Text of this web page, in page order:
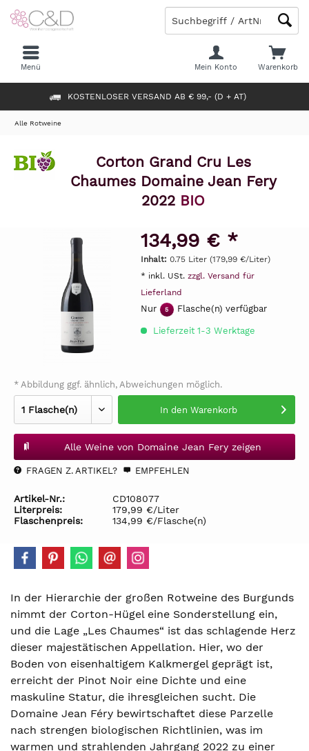
KOSTENLOSER VERSAND AB € 99,- (D + AT)
Warenkorb
Mein Konto
Menü
Alle Rotweine
Corton Grand Cru Les
Chaumes Domaine Jean Fery
2022 BIO
134,99 € *
Inhalt: 0.75 Liter (179,99 €/Liter)
* inkl. USt. zzgl. Versand für
Lieferland
Nur 5 Flasche(n) verfügbar
Lieferzeit 1-3 Werktage
* Abbildung ggf. ähnlich, Abweichungen möglich.
In den Warenkorb
Alle Weine von Domaine Jean Fery zeigen
FRAGEN Z. ARTIKEL? EMPFEHLEN
Artikel-Nr.:
CD108077
Literpreis:
179,99 €/Liter
Flaschenpreis:
134,99 €/Flasche(n)
In der Hierarchie der großen Rotweine des Burgunds
nimmt der Corton-Hügel eine Sonderstellung ein,
und die Lage „Les Chaumes“ ist das schlagende Herz
dieser majestätischen Appellation. Hier, wo der
Boden von eisenhaltigem Kalkmergel geprägt ist,
erreicht der Pinot Noir eine Dichte und eine
maskuline Statur, die ihresgleichen sucht. Die
Domaine Jean Féry bewirtschaftet diese Parzelle
nach strengen biologischen Richtlinien, was im
warmen und strahlenden Jahrgang 2022 zu einer